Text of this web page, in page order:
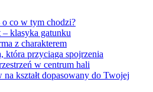
co w tym chodzi?
– klasyka gatunku
z charakterem
która przyciąga spojrzenia
w centrum hali
na kształt dopasowany do Twojej